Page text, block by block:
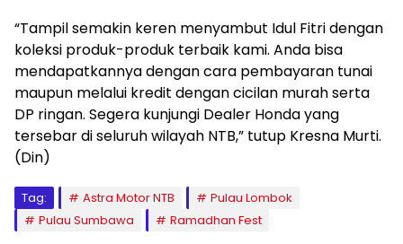
“Tampil semakin keren menyambut Idul Fitri dengan
koleksi produk-produk terbaik kami. Anda bisa
mendapatkannya dengan cara pembayaran tunai
maupun melalui kredit dengan cicilan murah serta
DP ringan. Segera kunjungi Dealer Honda yang
tersebar di seluruh wilayah NTB,” tutup Kresna Murti.
(Din)
Tag: Astra Motor NTB
Pulau Lombok
Pulau Sumbawa
Ramadhan Fest